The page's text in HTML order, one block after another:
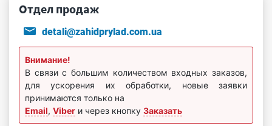
Отдел продаж
detali@zahidprylad.com.ua
Внимание!
В связи с большим количеством входных заказов,
для ускорения их обработки, новые заявки
принимаются только на
Email, Viber и через кнопку Заказать